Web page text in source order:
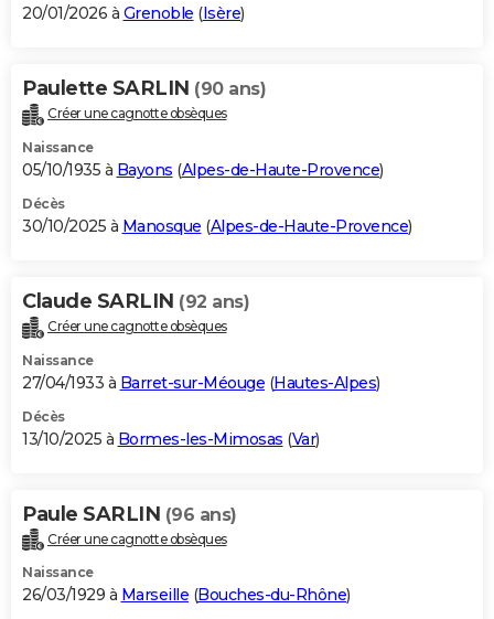
S'inscrire
Se connecter
Lycées
Collèges
Primaires
Universités
Entreprises
Service militaire
Avis de recherche
AVIS DE DÉCÈS
Bricolage
Lifestyle
Culture
Sport
Auto
Television
Voyage
Cinema
20/01/2026 à Grenoble (Isère)
Paulette SARLIN (90 ans)
Créer une cagnotte obsèques
Naissance
05/10/1935 à Bayons (Alpes-de-Haute-Provence)
Décès
30/10/2025 à Manosque (Alpes-de-Haute-Provence)
Claude SARLIN (92 ans)
Créer une cagnotte obsèques
Naissance
27/04/1933 à Barret-sur-Méouge (Hautes-Alpes)
Décès
13/10/2025 à Bormes-les-Mimosas (Var)
Paule SARLIN (96 ans)
Créer une cagnotte obsèques
Naissance
26/03/1929 à Marseille (Bouches-du-Rhône)